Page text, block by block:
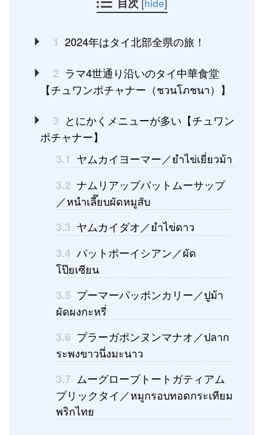
1 2024年はタイ北部全県の旅！
2 ラマ4世通り沿いのタイ中華食堂
【チュワンポチャナー（ชวนโภชนา）】
3 とにかくメニューが多い【チュワン
ポチャナー】
3.1 ヤムカイヨーマー／ยำไข่เยี่ยวม้า
3.2 ナムリアップパットムーサップ
／หนำเลี๊ยบผัดหมูสับ
3.3 ヤムカイダオ／ยำไข่ดาว
3.4 パットポーイシアン／ผัด
โป๊ยเซียน
3.5 プーマーパッポンカリー／ปูม้า
ผัดผงกะหรี่
3.6 プラーガポンヌンマナオ／ปลาก
ระพงขาวนึ่งมะนาว
3.7 ムーグローブトートガティアム
プリックタイ／หมูกรอบทอดกระเทียม
พริกไทย